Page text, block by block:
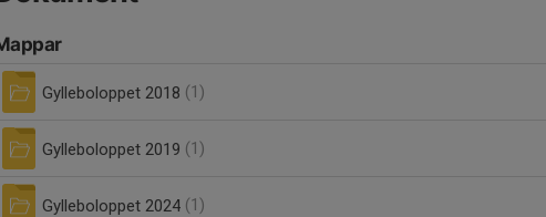
Gylleboloppet 2018 (1)
Gylleboloppet 2019 (1)
Gylleboloppet 2024 (1)